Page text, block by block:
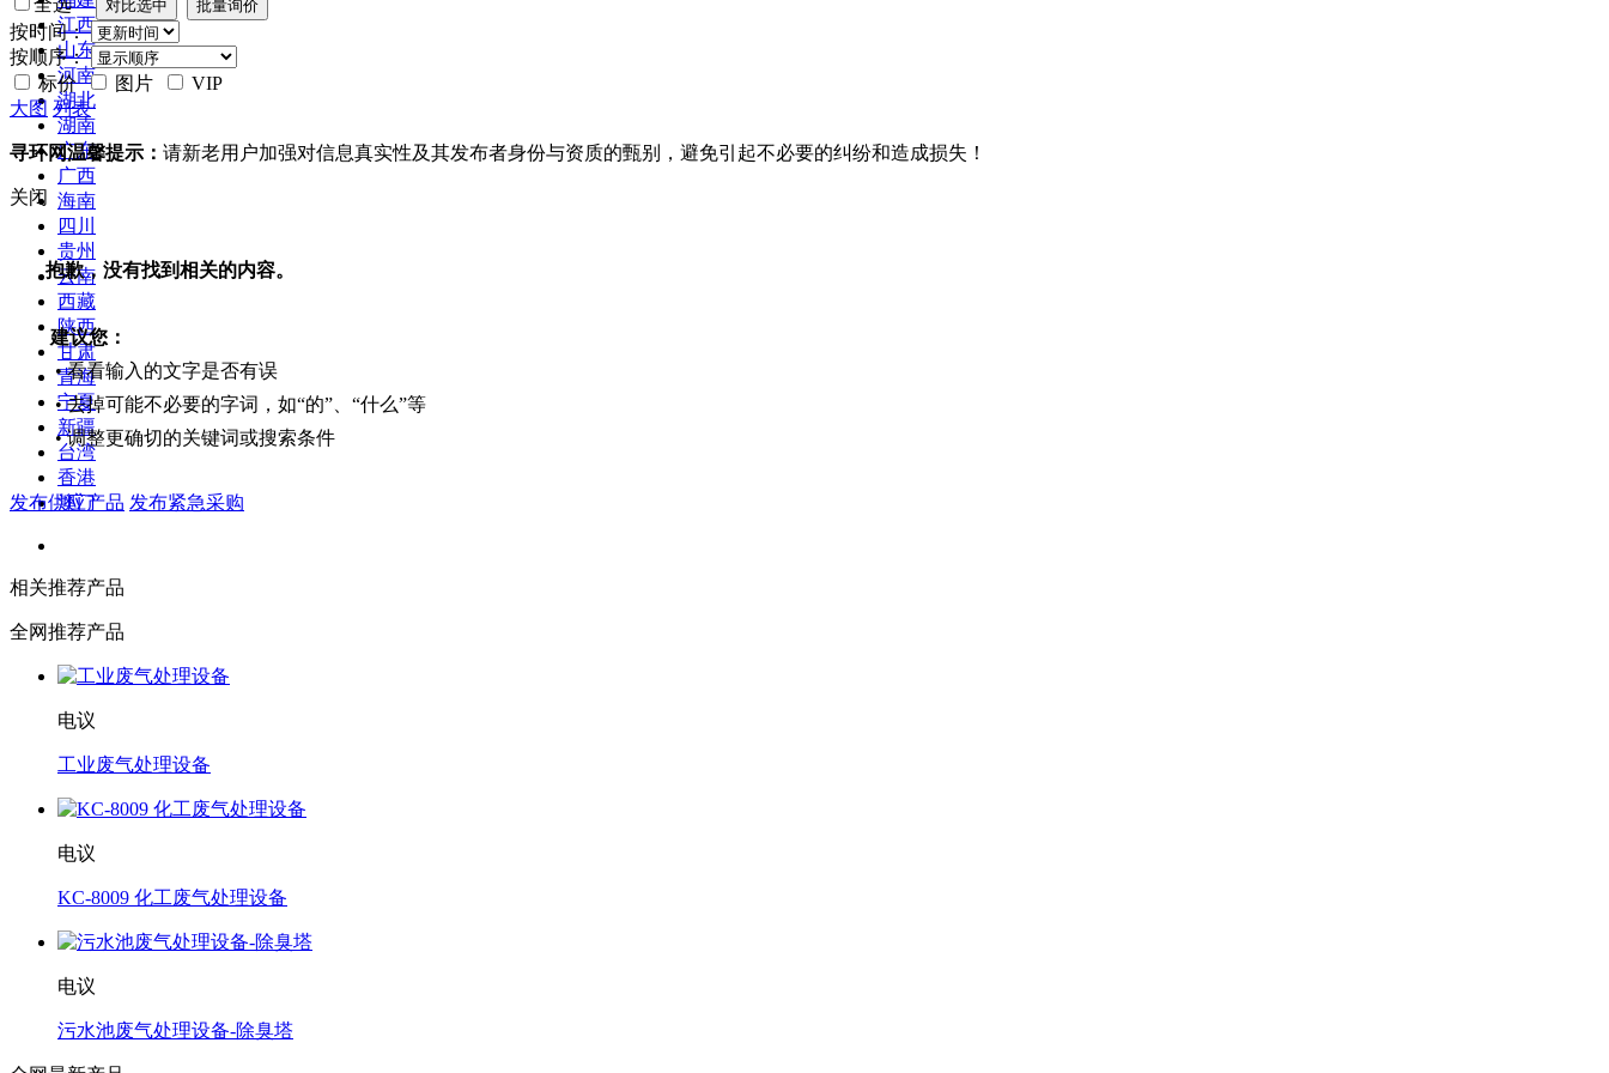
江西
山东
河南
湖北
湖南
广东
广西
海南
四川
贵州
云南
西藏
陕西
甘肃
青海
宁夏
新疆
台湾
香港
澳门
按时间：
按顺序：
标价
图片
VIP
大图 列表
寻环网温馨提示： 请新老用户加强对信息真实性及其发布者身份与资质的甄别，避免引起不必要的纠纷和造成损失！
关闭
抱歉，没有找到相关的内容。
建议您：
• 看看输入的文字是否有误
• 去掉可能不必要的字词，如“的”、“什么”等
• 调整更确切的关键词或搜索条件
发布供应产品 发布紧急采购
相关推荐产品
全网推荐产品
电议
工业废气处理设备
电议
KC-8009 化工废气处理设备
电议
污水池废气处理设备-除臭塔